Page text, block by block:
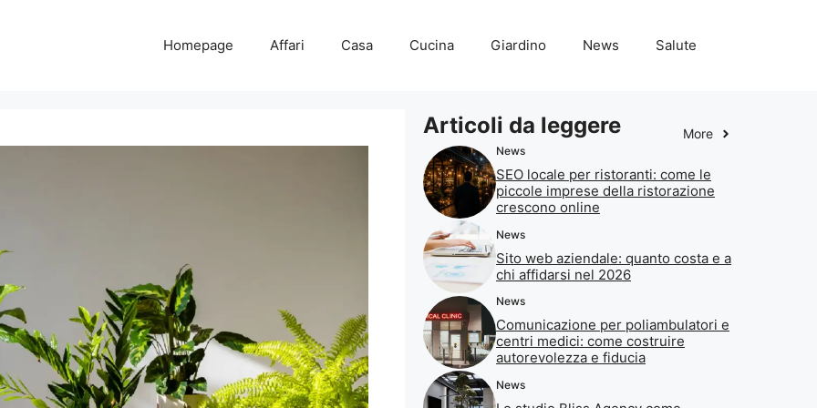
Homepage Affari Casa Cucina Giardino News Salute
Articoli da leggere More
News
SEO locale per ristoranti: come le
piccole imprese della ristorazione
crescono online
News
Sito web aziendale: quanto costa e a
chi affidarsi nel 2026
News
Comunicazione per poliambulatori e
centri medici: come costruire
autorevolezza e fiducia
News